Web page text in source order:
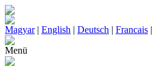
Magyar| English | Deutsch | Francais |
Menü